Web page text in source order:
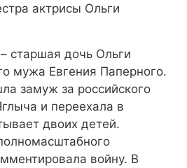
актрисы Ольги
старшая дочь Ольги
мужа Евгения Паперного.
замуж за российского
и переехала в
двоих детей.
войну. В